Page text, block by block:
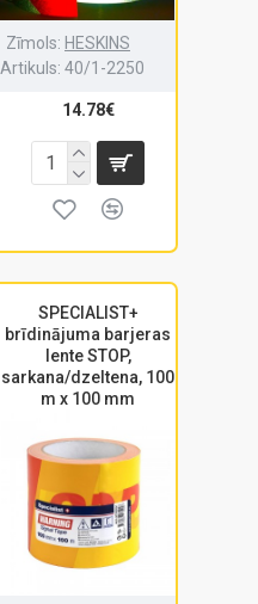
Zīmols: HESKINS
Artikuls: 40/1-2250
14.78€
SPECIALIST+
brīdinājuma barjeras
lente STOP,
sarkana/dzeltena, 100
m x 100 mm